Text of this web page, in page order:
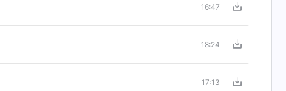
16:47
18:24
17:13